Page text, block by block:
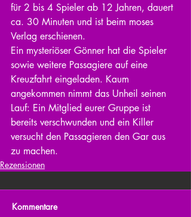
für 2 bis 4 Spieler ab 12 Jahren, dauert
ca. 30 Minuten und ist beim moses
Verlag erschienen.
Ein mysteriöser Gönner hat die Spieler
sowie weitere Passagiere auf eine
Kreuzfahrt eingeladen. Kaum
angekommen nimmt das Unheil seinen
Lauf: Ein Mitglied eurer Gruppe ist
bereits verschwunden und ein Killer
versucht den Passagieren den Gar aus
zu machen.
Rezensionen
Kommentare